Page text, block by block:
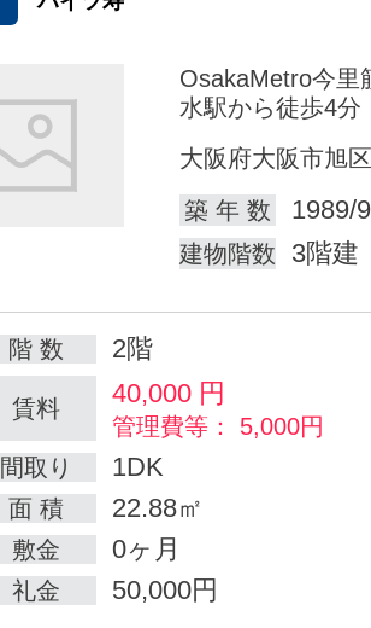
OsakaMetro今里
水駅から徒歩4分
大阪府大阪市旭
築 年 数
1989/
建物階数 3階建
階 数 2階
賃料 40,000 円
管理費等： 5,000円
間取り
1DK
面 積 22.88㎡
敷金 0ヶ月
礼金 50,000円